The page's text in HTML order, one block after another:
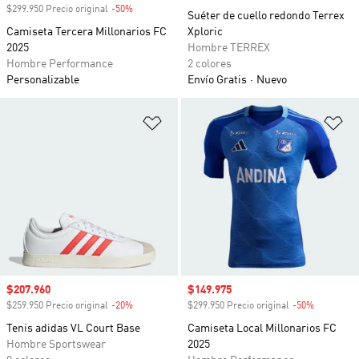
$299.950 Precio original -50%
Camiseta Tercera Millonarios FC
2025
Hombre Performance
Personalizable
Suéter de cuello redondo Terrex
Xploric
Hombre TERREX
2 colores
Envío Gratis
Nuevo
Añadir a la lista de deseos
Precio de venta
$207.960
$259.950 Precio original -20%
Tenis adidas VL Court Base
Hombre Sportswear
Precio de venta
$149.975
$299.950 Precio original -50%
Camiseta Local Millonarios FC
2025